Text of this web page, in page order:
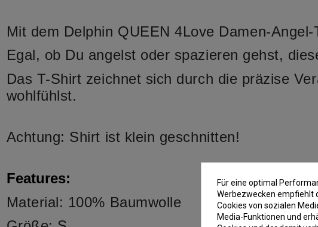
Mit dem Delphin QUEEN 4Love Damen-
Egal, ob Du angelst oder spazieren gehst,
Das T-Shirt zeichnet sich durch die präzise
wohlfühlst.
Achtung: Shirt ist klein geschnitten!
Features:
Material: 100% Baumwolle
Für eine optimal
Werbezwecken empfiehlt
Cookies von sozialen
Media-Funktionen und